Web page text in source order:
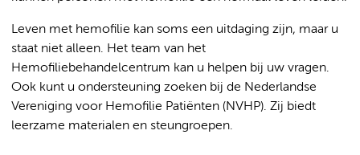
Leven met hemofilie kan soms een uitdaging zijn, maar u
staat niet alleen. Het team van het
Hemofiliebehandelcentrum kan u helpen bij uw vragen.
Ook kunt u ondersteuning zoeken bij de Nederlandse
Vereniging voor Hemofilie Patiënten (NVHP). Zij biedt
leerzame materialen en steungroepen.